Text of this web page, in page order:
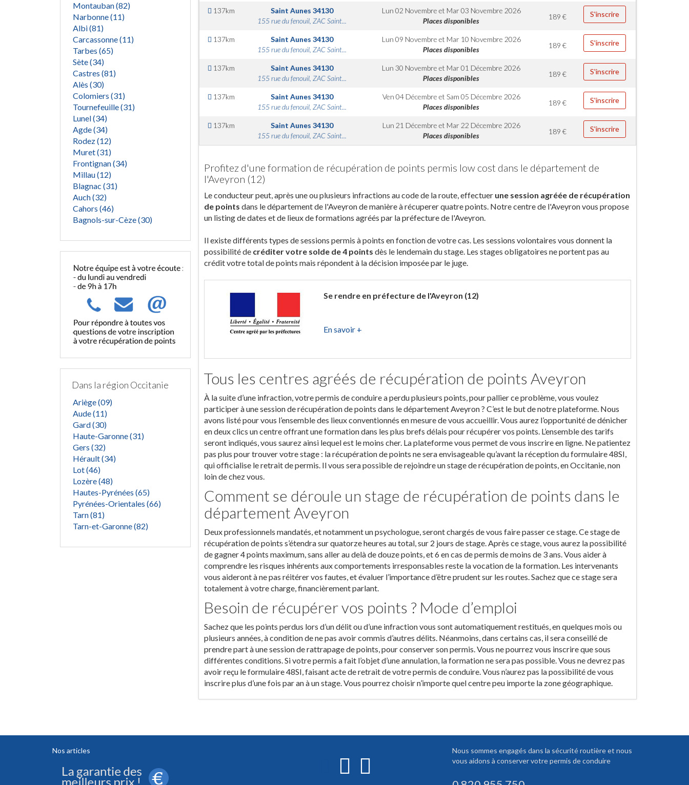
Montauban (82)
Narbonne (11)
Albi (81)
Carcassonne (11)
Tarbes (65)
Sète (34)
Castres (81)
Alès (30)
Colomiers (31)
Tournefeuille (31)
Lunel (34)
Agde (34)
Rodez (12)
Muret (31)
Frontignan (34)
Millau (12)
Blagnac (31)
Auch (32)
Cahors (46)
Bagnols-sur-Cèze (30)
Dans la région Occitanie
Ariège (09)
Aude (11)
Gard (30)
Haute-Garonne (31)
Gers (32)
Hérault (34)
Lot (46)
Lozère (48)
Hautes-Pyrénées (65)
Pyrénées-Orientales (66)
Tarn (81)
Tarn-et-Garonne (82)
137km Saint Aunes 34130
155 rue du fenouil, ZAC Saint...
Lun 02 Novembre et Mar 03 Novembre 2026
Places disponibles
189 € S'inscrire
137km Saint Aunes 34130
155 rue du fenouil, ZAC Saint...
Lun 09 Novembre et Mar 10 Novembre 2026
Places disponibles
189 € S'inscrire
137km Saint Aunes 34130
155 rue du fenouil, ZAC Saint...
Lun 30 Novembre et Mar 01 Décembre 2026
Places disponibles
189 € S'inscrire
137km Saint Aunes 34130
155 rue du fenouil, ZAC Saint...
Ven 04 Décembre et Sam 05 Décembre 2026
Places disponibles
189 € S'inscrire
137km Saint Aunes 34130
155 rue du fenouil, ZAC Saint...
Lun 21 Décembre et Mar 22 Décembre 2026
Places disponibles
189 € S'inscrire
Profitez d'une formation de récupération de points permis low cost dans le département de
l'Aveyron (12)
Le conducteur peut, après une ou plusieurs infractions au code de la route, effectuer une session agréée de récupération
de points dans le département de l'Aveyron de manière à récuperer quatre points. Notre centre de l'Aveyron vous propose
un listing de dates et de lieux de formations agréés par la préfecture de l'Aveyron.
Il existe différents types de sessions permis à points en fonction de votre cas. Les sessions volontaires vous donnent la
possibilité de créditer votre solde de 4 points dès le lendemain du stage. Les stages obligatoires ne portent pas au
crédit votre total de points mais répondent à la décision imposée par le juge.
Se rendre en préfecture de l'Aveyron (12)
En savoir +
Tous les centres agréés de récupération de points Aveyron
À la suite d’une infraction, votre permis de conduire a perdu plusieurs points, pour pallier ce problème, vous voulez
participer à une session de récupération de points dans le département Aveyron ? C’est le but de notre plateforme. Nous
avons listé pour vous l’ensemble des lieux conventionnés en mesure de vous accueillir. Vous aurez l’opportunité de dénicher
en deux clics un centre offrant une formation dans les plus brefs délais pour récupérer vos points. L’ensemble des tarifs
seront indiqués, vous saurez ainsi lequel est le moins cher. La plateforme vous permet de vous inscrire en ligne. Ne patientez
pas plus pour trouver votre stage : la récupération de points ne sera envisageable qu’avant la réception du formulaire 48SI,
qui officialise le retrait de permis. Il vous sera possible de rejoindre un stage de récupération de points, en Occitanie, non
loin de chez vous.
Comment se déroule un stage de récupération de points dans le
département Aveyron
Deux professionnels mandatés, et notamment un psychologue, seront chargés de vous faire passer ce stage. Ce stage de
récupération de points s’étendra sur quatorze heures au total, sur 2 jours de stage. Après ce stage, vous aurez la possibilité
de gagner 4 points maximum, sans aller au delà de douze points, et 6 en cas de permis de moins de 3 ans. Vous aider à
comprendre les risques inhérents aux comportements irresponsables reste la vocation de la formation. Les intervenants
vous aideront à ne pas réitérer vos fautes, et évaluer l’importance d’être prudent sur les routes. Sachez que ce stage sera
totalement à votre charge, financièrement parlant.
Besoin de récupérer vos points ? Mode d’emploi
Sachez que les points perdus lors d’un délit ou d’une infraction vous sont automatiquement restitués, en quelques mois ou
plusieurs années, à condition de ne pas avoir commis d’autres délits. Néanmoins, dans certains cas, il sera conseillé de
prendre part à une session de rattrapage de points, pour conserver son permis. Vous ne pourrez vous inscrire que sous
différentes conditions. Si votre permis a fait l’objet d’une annulation, la formation ne sera pas possible. Vous ne devrez pas
avoir reçu le formulaire 48SI, faisant acte de retrait de votre permis de conduire. Vous n’aurez pas la possibilité de vous
inscrire plus d’une fois par an à un stage. Vous pourrez choisir n’importe quel centre peu importe la zone géographique.
Nos articles
Nous sommes engagés dans la sécurité routière et nous
vous aidons à conserver votre permis de conduire